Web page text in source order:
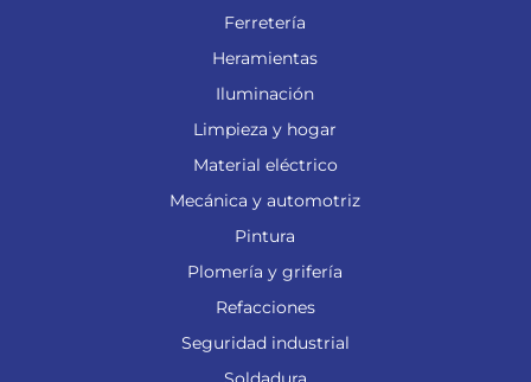
Ferretería
Heramientas
Iluminación
Limpieza y hogar
Material eléctrico
Mecánica y automotriz
Pintura
Plomería y grifería
Refacciones
Seguridad industrial